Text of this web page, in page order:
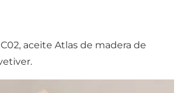
aceite Atlas de madera de